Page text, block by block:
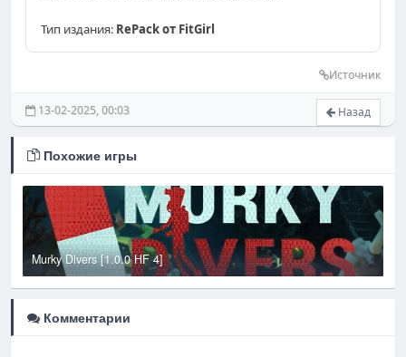
Тип издания: RePack от FitGirl
Источник
Назад
13-02-2025, 00:03
Похожие игры
Murky Divers [1.0.0 HF 4]
Комментарии